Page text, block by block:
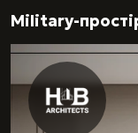
Military-